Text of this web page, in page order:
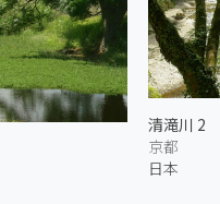
清滝川 2
京都
日本